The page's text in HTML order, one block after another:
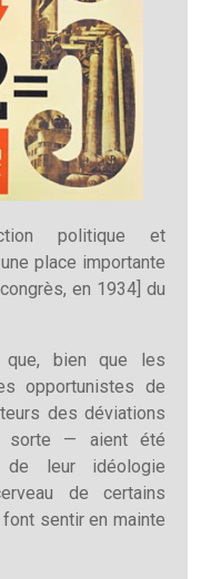
politique et
place importante
en 1934] du
bien que les
opportunistes de
des déviations
sorte — aient été
leur idéologie
de certains
sentir en mainte